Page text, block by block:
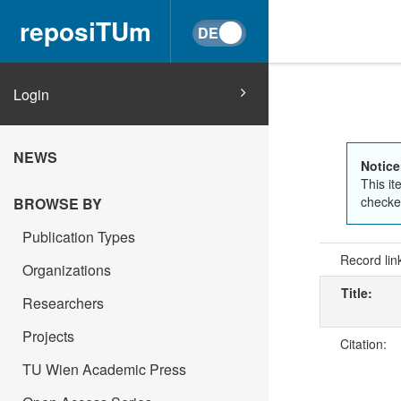
reposiTUm
Login
NEWS
BROWSE BY
Publication Types
Organizations
Researchers
Projects
TU Wien Academic Press
Notice
This
Record
Title:
Citation: